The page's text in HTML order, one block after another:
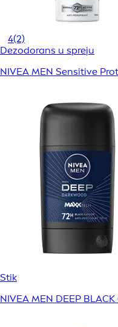
4(2)
Dezodorans u spreju
NIVEA MEN Sensitive
Stik
NIVEA MEN DEEP